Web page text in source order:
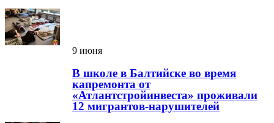
9 июня
В школе в Балтийске во время
капремонта от
«Атлантстройинвеста» проживали
12 мигрантов-нарушителей